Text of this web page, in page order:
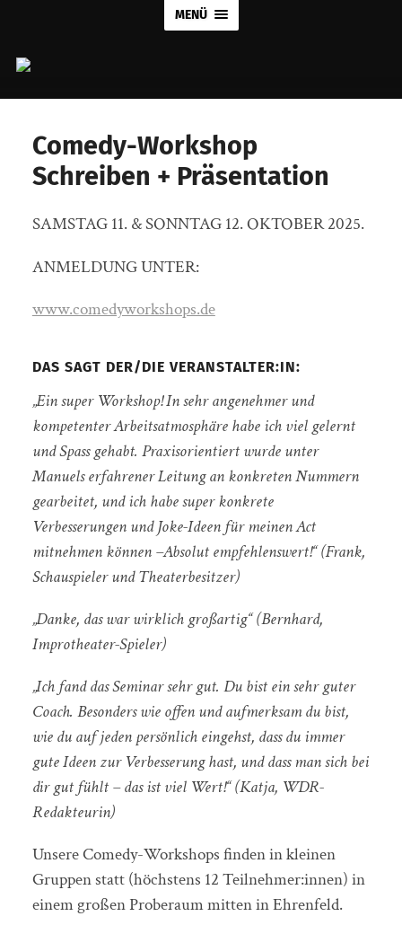
MENÜ
Comedy-Workshop
Schreiben + Präsentation
SAMSTAG 11. & SONNTAG 12. OKTOBER 2025.
ANMELDUNG UNTER:
www.comedyworkshops.de
DAS SAGT DER/DIE VERANSTALTER:IN:
„Ein super Workshop! In sehr angenehmer und
kompetenter Arbeitsatmosphäre habe ich viel gelernt
und Spass gehabt. Praxisorientiert wurde unter
Manuels erfahrener Leitung an konkreten Nummern
gearbeitet, und ich habe super konkrete
Verbesserungen und Joke-Ideen für meinen Act
mitnehmen können –Absolut empfehlenswert!“ (Frank,
Schauspieler und Theaterbesitzer)
„Danke, das war wirklich großartig“ (Bernhard,
Improtheater-Spieler)
„Ich fand das Seminar sehr gut. Du bist ein sehr guter
Coach. Besonders wie offen und aufmerksam du bist,
wie du auf jeden persönlich eingehst, dass du immer
gute Ideen zur Verbesserung hast, und dass man sich bei
dir gut fühlt – das ist viel Wert!“ (Katja, WDR-
Redakteurin)
Unsere Comedy-Workshops finden in kleinen
Gruppen statt (höchstens 12 Teilnehmer:innen) in
einem großen Proberaum mitten in Ehrenfeld.